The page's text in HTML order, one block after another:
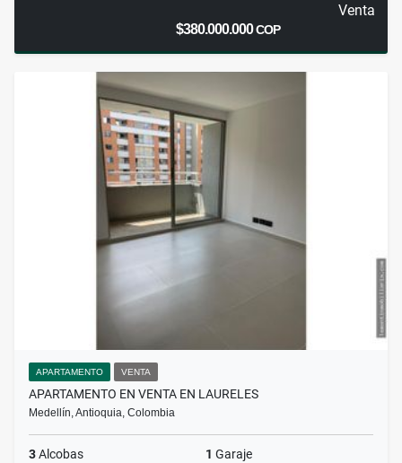
Venta
$380.000.000COP
APARTAMENTO VENTA
APARTAMENTO EN VENTA EN LAURELES
Medellín, Antioquia, Colombia
3Alcobas 1 Garaje